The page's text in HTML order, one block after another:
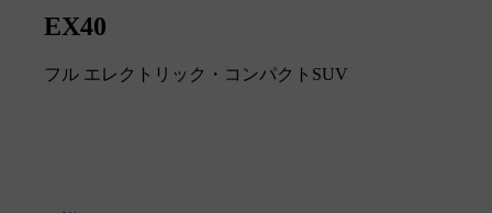
EX40
フル エレクトリック・コンパクトSUV